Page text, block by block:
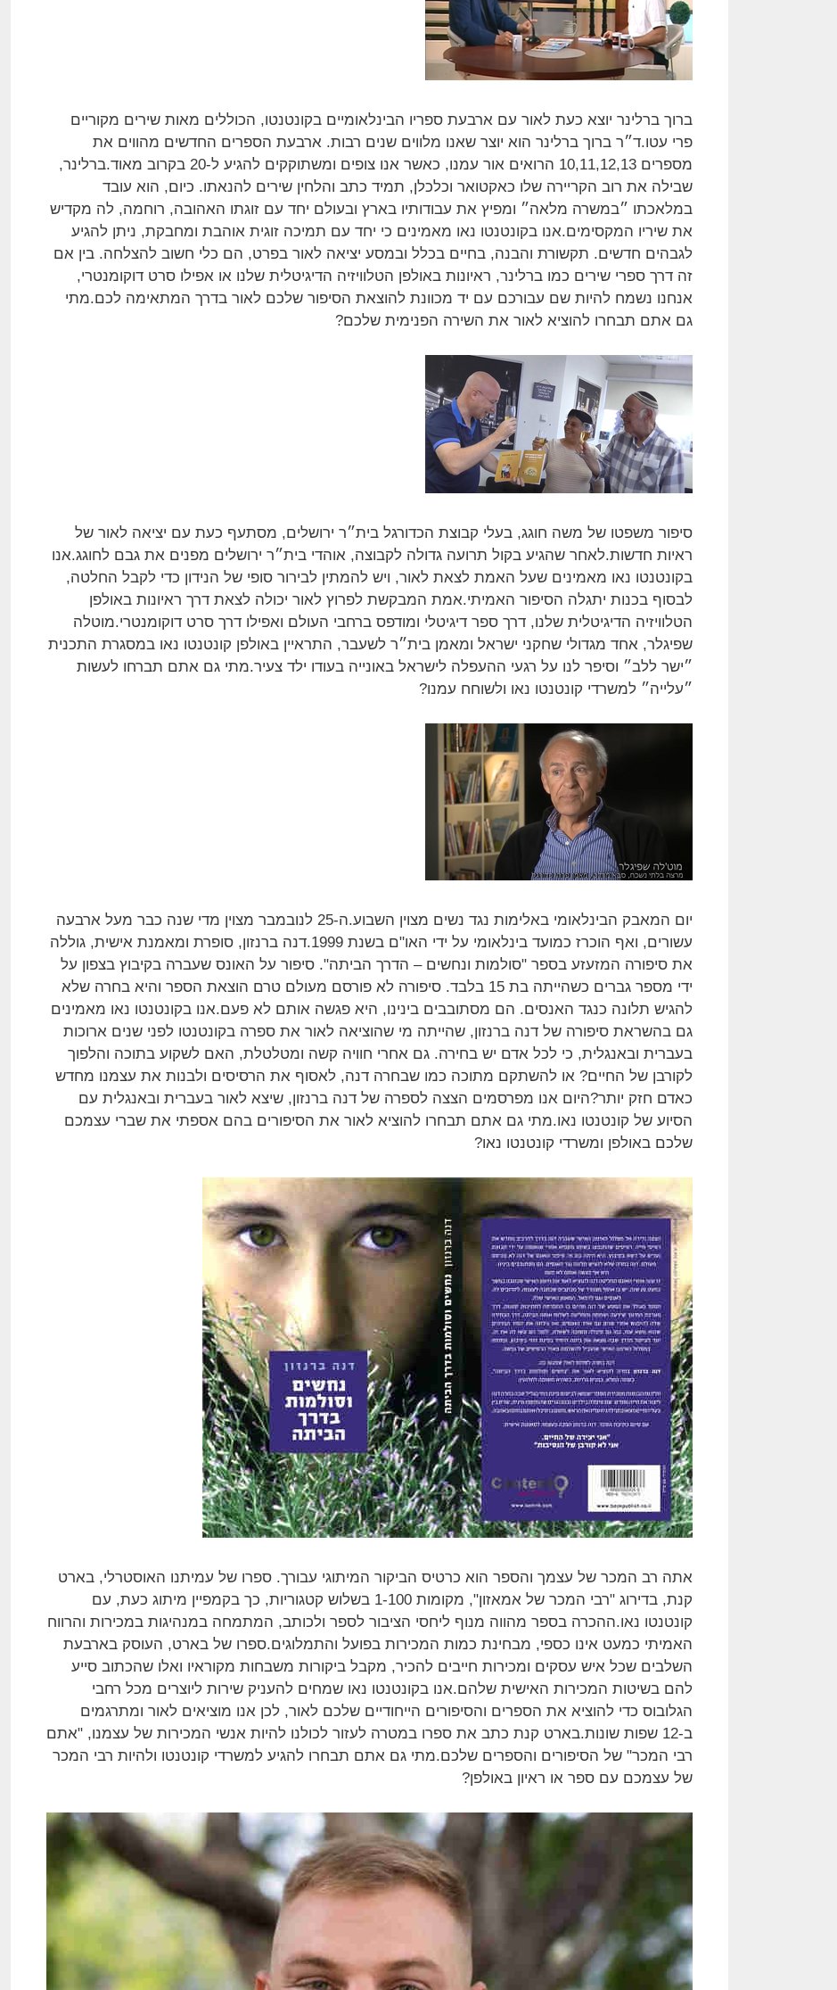
ברוך ברלינר יוצא כעת לאור עם ארבעת ספריו הבינלאומיים בקונטנטו, הכוללים מאות שירים מקוריים
פרי עטו.ד״ר ברוך ברלינר הוא יוצר שאנו מלווים שנים רבות. ארבעת הספרים החדשים מהווים את
מספרים 10,11,12,13 הרואים אור עמנו, כאשר אנו צופים ומשתוקקים להגיע ל-20 בקרוב מאוד.ברלינר,
שבילה את רוב הקריירה שלו כאקטואר וכלכלן, תמיד כתב והלחין שירים להנאתו. כיום, הוא עובד
במלאכתו ״במשרה מלאה״ ומפיץ את עבודותיו בארץ ובעולם יחד עם זוגתו האהובה, רוחמה, לה מקדיש
את שיריו המקסימים.אנו בקונטנטו נאו מאמינים כי יחד עם תמיכה זוגית אוהבת ומחבקת, ניתן להגיע
לגבהים חדשים. תקשורת והבנה, בחיים בכלל ובמסע יציאה לאור בפרט, הם כלי חשוב להצלחה. בין אם
זה דרך ספרי שירים כמו ברלינר, ראיונות באולפן הטלוויזיה הדיגיטלית שלנו או אפילו סרט דוקומנטרי,
אנחנו נשמח להיות שם עבורכם עם יד מכוונת להוצאת הסיפור שלכם לאור בדרך המתאימה לכם.מתי
גם אתם תבחרו להוציא לאור את השירה הפנימית שלכם?
סיפור משפטו של משה חוגג, בעלי קבוצת הכדורגל בית״ר ירושלים, מסתעף כעת עם יציאה לאור של
ראיות חדשות.לאחר שהגיע בקול תרועה גדולה לקבוצה, אוהדי בית״ר ירושלים מפנים את גבם לחוגג.אנו
בקונטנטו נאו מאמינים שעל האמת לצאת לאור, ויש להמתין לבירור סופי של הנידון כדי לקבל החלטה,
לבסוף בכנות יתגלה הסיפור האמיתי.אמת המבקשת לפרוץ לאור יכולה לצאת דרך ראיונות באולפן
הטלוויזיה הדיגיטלית שלנו, דרך ספר דיגיטלי ומודפס ברחבי העולם ואפילו דרך סרט דוקומנטרי.מוטלה
שפיגלר, אחד מגדולי שחקני ישראל ומאמן בית״ר לשעבר, התראיין באולפן קונטנטו נאו במסגרת התכנית
״ישר ללב״ וסיפר לנו על רגעי ההעפלה לישראל באונייה בעודו ילד צעיר.מתי גם אתם תברחו לעשות
״עלייה״ למשרדי קונטנטו נאו ולשוחח עמנו?
יום המאבק הבינלאומי באלימות נגד נשים מצוין השבוע.ה-25 לנובמבר מצוין מדי שנה כבר מעל ארבעה
עשורים, ואף הוכרז כמועד בינלאומי על ידי האו"ם בשנת 1999.דנה ברנזון, סופרת ומאמנת אישית, גוללה
את סיפורה המזעזע בספר "סולמות ונחשים – הדרך הביתה". סיפור על האונס שעברה בקיבוץ בצפון על
ידי מספר גברים כשהייתה בת 15 בלבד. סיפורה לא פורסם מעולם טרם הוצאת הספר והיא בחרה שלא
להגיש תלונה כנגד האנסים. הם מסתובבים בינינו, היא פגשה אותם לא פעם.אנו בקונטנטו נאו מאמינים
גם בהשראת סיפורה של דנה ברנזון, שהייתה מי שהוציאה לאור את ספרה בקונטנטו לפני שנים ארוכות
בעברית ובאנגלית, כי לכל אדם יש בחירה. גם אחרי חוויה קשה ומטלטלת, האם לשקוע בתוכה והלפוך
לקורבן של החיים? או להשתקם מתוכה כמו שבחרה דנה, לאסוף את הרסיסים ולבנות את עצמנו מחדש
כאדם חזק יותר?היום אנו מפרסמים הצצה לספרה של דנה ברנזון, שיצא לאור בעברית ובאנגלית עם
הסיוע של קונטנטו נאו.מתי גם אתם תבחרו להוציא לאור את הסיפורים בהם אספתי את שברי עצמכם
שלכם באולפן ומשרדי קונטנטו נאו?
אתה רב המכר של עצמך והספר הוא כרטיס הביקור המיתוגי עבורך. ספרו של עמיתנו האוסטרלי, בארט
קנת, בדירוג "רבי המכר של אמאזון", מקומות 1-100 בשלוש קטגוריות, כך בקמפיין מיתוג כעת, עם
קונטנטו נאו.ההכרה בספר מהווה מנוף ליחסי הציבור לספר ולכותב, המתמחה במנהיגות במכירות והרווח
האמיתי כמעט אינו כספי, מבחינת כמות המכירות בפועל והתמלוגים.ספרו של בארט, העוסק בארבעת
השלבים שכל איש עסקים ומכירות חייבים להכיר, מקבל ביקורות משבחות מקוראיו ואלו שהכתוב סייע
להם בשיטות המכירות האישית שלהם.אנו בקונטנטו נאו שמחים להעניק שירות ליוצרים מכל רחבי
הגלובוס כדי להוציא את הספרים והסיפורים הייחודיים שלכם לאור, לכן אנו מוציאים לאור ומתרגמים
ב-12 שפות שונות.בארט קנת כתב את ספרו במטרה לעזור לכולנו להיות אנשי המכירות של עצמנו, "אתם
רבי המכר" של הסיפורים והספרים שלכם.מתי גם אתם תבחרו להגיע למשרדי קונטנטו ולהיות רבי המכר
של עצמכם עם ספר או ראיון באולפן?